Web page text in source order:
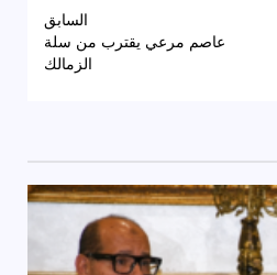
السابق
عاصم مرعي يقترب من سلة
الزمالك